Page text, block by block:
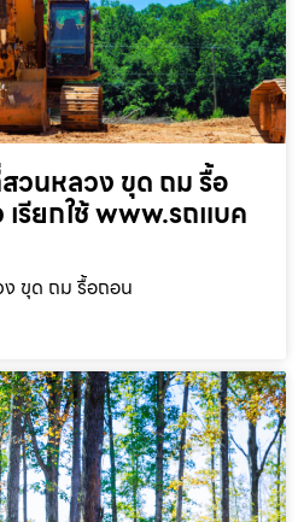
วนหลวง ขุด ถม รื้อ
เรียกใช้ www.รถแบค
ง ขุด ถม รื้อถอน